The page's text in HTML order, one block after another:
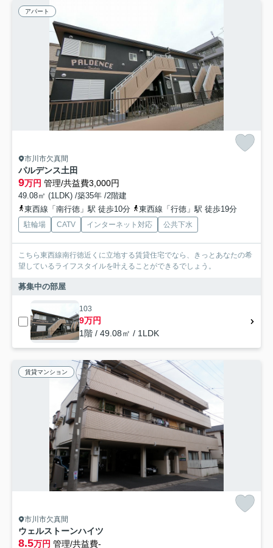
アパート
市川市欠真間
パルデンス土田
9万円 管理/共益費3,000円
49.08㎡ (1LDK) /築35年 /2階建
東西線「南行徳」駅 徒歩10分
東西線「行徳」駅 徒歩19分
駐輪場 CATV インターネット対応 公共下水
こちら東西線南行徳近くに立地する賃貸住宅でなら、きっとあなたの希
望しているライフスタイルを叶えることができるでしょう。
募集中の部屋
103
9万円
1階 / 49.08㎡ / 1LDK
賃貸マンション
市川市欠真間
ウェルストーンハイツ
8.5万円 管理/共益費-